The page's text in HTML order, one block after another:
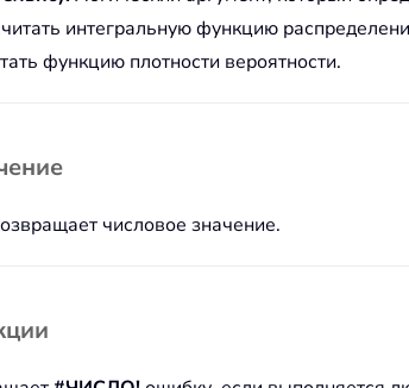
интегральную функцию
функцию плотности вероятности.
числовое значение.